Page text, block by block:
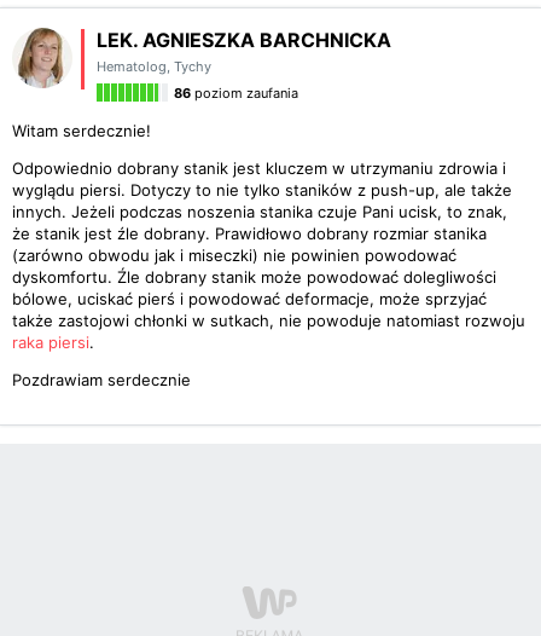
LEK. AGNIESZKA BARCHNICKA
Hematolog, Tychy
86 poziom zaufania
Witam serdecznie!
Odpowiednio dobrany stanik jest kluczem w utrzymaniu zdrowia i
wyglądu piersi. Dotyczy to nie tylko staników z push-up, ale także
innych. Jeżeli podczas noszenia stanika czuje Pani ucisk, to znak,
że stanik jest źle dobrany. Prawidłowo dobrany rozmiar stanika
(zarówno obwodu jak i miseczki) nie powinien powodować
dyskomfortu. Źle dobrany stanik może powodować dolegliwości
bólowe, uciskać pierś i powodować deformacje, może sprzyjać
także zastojowi chłonki w sutkach, nie powoduje natomiast rozwoju
raka piersi.
Pozdrawiam serdecznie